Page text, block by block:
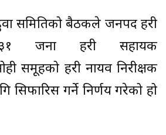
समितिको बैठकले जनपद प्रहरी
जना प्रहरी सहायक
समूहको प्रहरी नायव निरीक्षक
सिफारिस गर्ने निर्णय गरेको हो